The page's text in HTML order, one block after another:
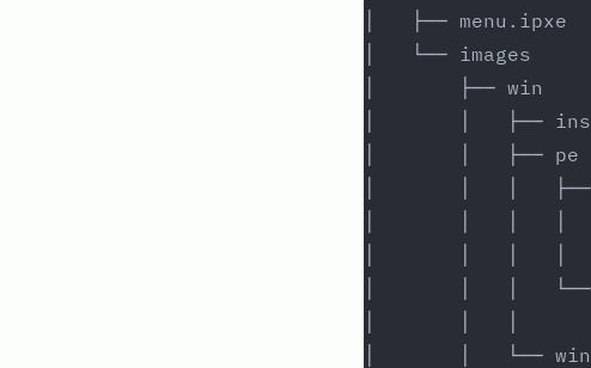
│   ├── menu.ipxe
│   └── images
│       ├── win
│       │   ├──
│       │   ├── pe
│       │   │
│       │   │   │
│       │   │   │
│       │   │
│       │   │
│       │   └──